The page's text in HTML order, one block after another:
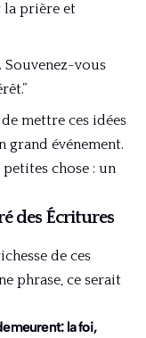
la prière et
Souvenez-vous
mettre ces idées
grand événement.
petites chose : un
des Écritures
de ces
phrase, ce serait
la foi,